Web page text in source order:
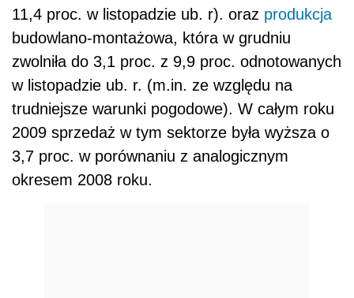
11,4 proc. w listopadzie ub. r). oraz produkcja
budowlano-montażowa, która w grudniu
zwolniła do 3,1 proc. z 9,9 proc. odnotowanych
w listopadzie ub. r. (m.in. ze względu na
trudniejsze warunki pogodowe). W całym roku
2009 sprzedaż w tym sektorze była wyższa o
3,7 proc. w porównaniu z analogicznym
okresem 2008 roku.